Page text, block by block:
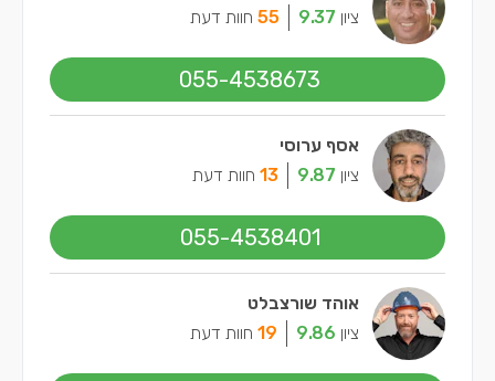
ציון 9.37
55 חוות דעת
055-4538673
אסף ערוסי
ציון 9.87
13 חוות דעת
055-4538401
אוהד שורצבלט
ציון 9.86
19 חוות דעת